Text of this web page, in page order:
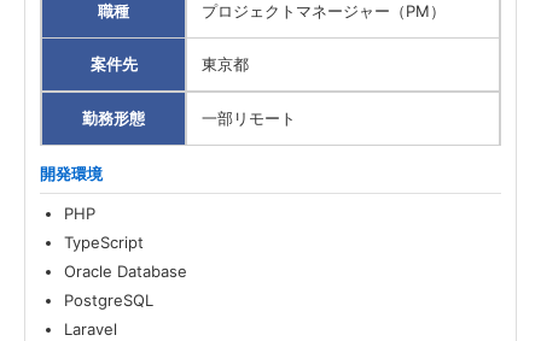
職種 プロジェクトマネージャー（PM）
案件先 東京都
勤務形態 一部リモート
開発環境
PHP
TypeScript
Oracle Database
PostgreSQL
Laravel